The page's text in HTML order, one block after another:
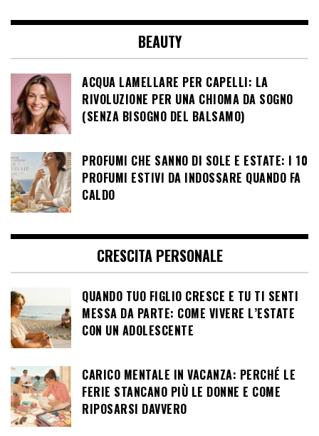
BEAUTY
ACQUA LAMELLARE PER CAPELLI: LA
RIVOLUZIONE PER UNA CHIOMA DA SOGNO
(SENZA BISOGNO DEL BALSAMO)
PROFUMI CHE SANNO DI SOLE E ESTATE: I 10
PROFUMI ESTIVI DA INDOSSARE QUANDO FA
CALDO
CRESCITA PERSONALE
QUANDO TUO FIGLIO CRESCE E TU TI SENTI
MESSA DA PARTE: COME VIVERE L’ESTATE
CON UN ADOLESCENTE
CARICO MENTALE IN VACANZA: PERCHÉ LE
FERIE STANCANO PIÙ LE DONNE E COME
RIPOSARSI DAVVERO